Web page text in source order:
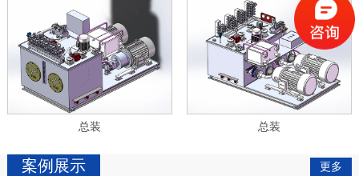
总装 总装
案例展示 更多